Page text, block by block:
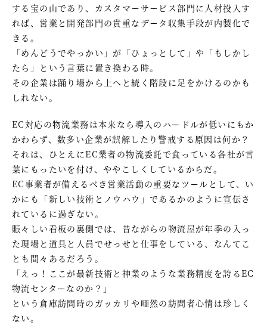
する宝の山であり、カスタマーサービス部門に人材投入す
れば、営業と開発部門の貴重なデータ収集手段が内製化で
きる。
「めんどうでやっかい」が「ひょっとして」や「もしかし
たら」という言葉に置き換わる時。
その企業は踊り場から上へと続く階段に足をかけるのかも
しれない。
EC対応の物流業務は本来なら導入のハードルが低いにもか
かわらず、数多い企業が誤解したり警戒する原因は何か？
それは、ひとえにEC業者の物流委託で食っている各社が言
葉にもったいを付け、ややこしくしているからだ。
EC事業者が備えるべき営業活動の重要なツールとして、い
かにも「新しい技術とノウハウ」であるかのように宣伝さ
れているに過ぎない。
賑々しい看板の裏側では、昔ながらの物流屋が年季の入っ
た現場と道具と人員でせっせと仕事をしている、なんてこ
とも間々あるだろう。
「えっ！ここが最新技術と神業のような業務精度を誇るEC
物流センターなのか？」
という倉庫訪問時のガッカリや唖然の訪問者心情は珍しく
ない。